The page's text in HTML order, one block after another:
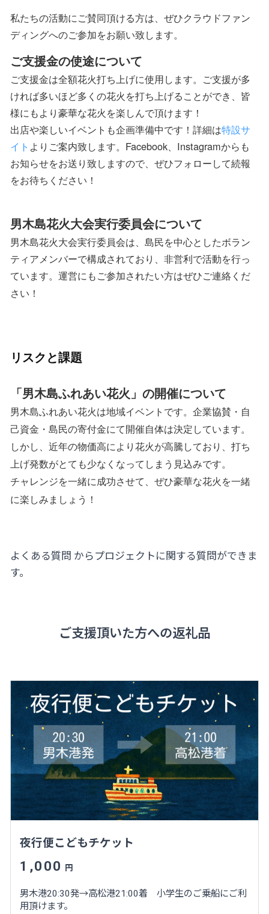
私たちの活動にご賛同頂ける方は、ぜひクラウドファン
ディングへのご参加をお願い致します。
ご支援金の使途について
ご支援金は全額花火打ち上げに使用します。ご支援が多
ければ多いほど多くの花火を打ち上げることができ、皆
様にもより豪華な花火を楽しんで頂けます！
出店や楽しいイベントも企画準備中です！詳細は特設サ
イト よりご案内致します。Facebook、Instagramからも
お知らせをお送り致しますので、ぜひフォローして続報
をお待ちください！
男木島花火大会実行委員会について
男木島花火大会実行委員会は、島民を中心としたボラン
ティアメンバーで構成されており、非営利で活動を行っ
ています。運営にもご参加されたい方はぜひご連絡くだ
さい！
リスクと課題
「男木島ふれあい花火」の開催について
男木島ふれあい花火は地域イベントです。企業協賛・自
己資金・島民の寄付金にて開催自体は決定しています。
しかし、近年の物価高により花火が高騰しており、打ち
上げ発数がとても少なくなってしまう見込みです。
チャレンジを一緒に成功させて、ぜひ豪華な花火を一緒
に楽しみましょう！
よくある質問 からプロジェクトに関する質問ができま
す。
ご支援頂いた方への返礼品
夜行便こどもチケット
1,000 円
男木港20:30発→高松港21:00着 小学生のご乗船にご利
用頂けます。